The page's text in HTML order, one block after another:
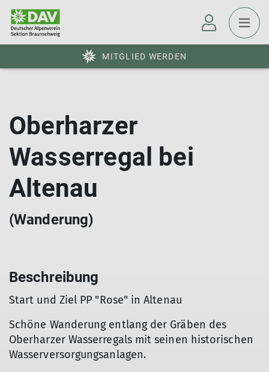
MITGLIED WERDEN
Oberharzer
Wasserregal bei
Altenau
(Wanderung)
Beschreibung
Start und Ziel PP "Rose" in Altenau
Schöne Wanderung entlang der Gräben des
Oberharzer Wasserregals mit seinen historischen
Wasserversorgungsanlagen.